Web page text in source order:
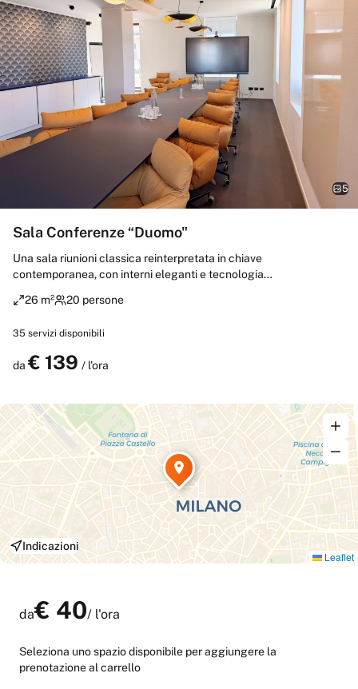
5
Sala Conferenze “Duomo"
Una sala riunioni classica reinterpretata in chiave
contemporanea, con interni eleganti e tecnologia
armoniosamente per creare un contesto rappresentativo di
distintivo, conferendo maggiore valore a ogni incontro.
26 m² 20 persone
35 servizi disponibili
da € 139 / l'ora
Leaflet
Indicazioni
da€ 40/ l'ora
Seleziona uno spazio disponibile per aggiungere la
prenotazione al carrello